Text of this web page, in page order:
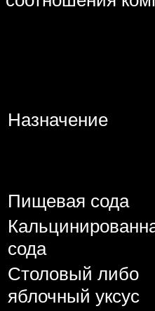
Назначение
Пищевая сода
сода
Столовый либо
яблочный уксус